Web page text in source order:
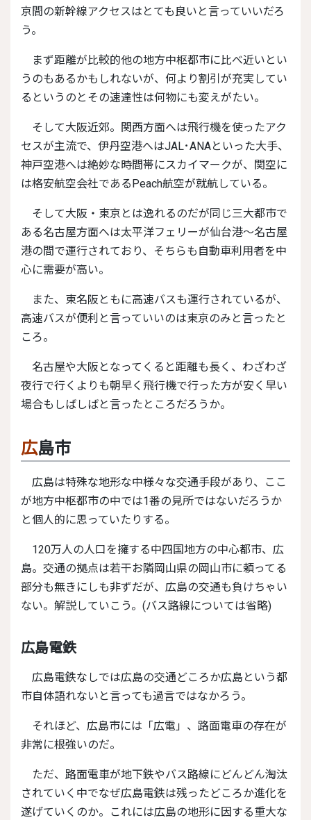
京間の新幹線アクセスはとても良いと言っていいだろ
う。
まず距離が比較的他の地方中枢都市に比べ近いとい
うのもあるかもしれないが、何より割引が充実してい
るというのとその速達性は何物にも変えがたい。
そして大阪近郊。関西方面へは飛行機を使ったアク
セスが主流で、伊丹空港へはJAL･ANAといった大手、
神戸空港へは絶妙な時間帯にスカイマークが、関空に
は格安航空会社であるPeach航空が就航している。
そして大阪・東京とは逸れるのだが同じ三大都市で
ある名古屋方面へは太平洋フェリーが仙台港〜名古屋
港の間で運行されており、そちらも自動車利用者を中
心に需要が高い。
また、東名阪ともに高速バスも運行されているが、
高速バスが便利と言っていいのは東京のみと言ったと
ころ。
名古屋や大阪となってくると距離も長く、わざわざ
夜行で行くよりも朝早く飛行機で行った方が安く早い
場合もしばしばと言ったところだろうか。
広島市
広島は特殊な地形な中様々な交通手段があり、ここ
が地方中枢都市の中では1番の見所ではないだろうか
と個人的に思っていたりする。
120万人の人口を擁する中四国地方の中心都市、広
島。交通の拠点は若干お隣岡山県の岡山市に頼ってる
部分も無きにしも非ずだが、広島の交通も負けちゃい
ない。解説していこう。(バス路線については省略)
広島電鉄
広島電鉄なしでは広島の交通どころか広島という都
市自体語れないと言っても過言ではなかろう。
それほど、広島市には「広電」、路面電車の存在が
非常に根強いのだ。
ただ、路面電車が地下鉄やバス路線にどんどん淘汰
されていく中でなぜ広島電鉄は残ったどころか進化を
遂げていくのか。これには広島の地形に因する重大な